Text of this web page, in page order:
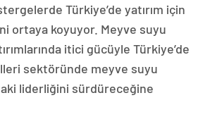
Türkiye’de yatırım için
ortaya koyuyor. Meyve suyu
itici gücüyle Türkiye’de
sektöründe meyve suyu
liderliğini sürdüreceğine